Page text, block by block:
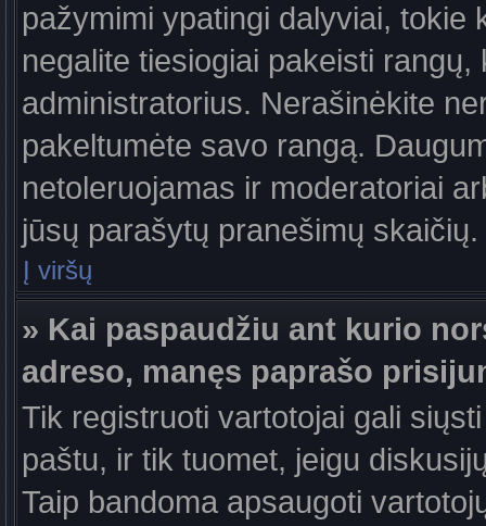
pažymimi ypatingi dalyviai, tokie
negalite tiesiogiai pakeisti
administratorius. Nerašinėkite
pakeltumėte savo rangą.
netoleruojamas ir moderatoriai
jūsų parašytų pranešimų skaičių.
Į viršų
» Kai paspaudžiu ant kurio
adreso, manęs paprašo
Tik registruoti vartotojai gali
paštu, ir tik tuomet, jeigu
Taip bandoma apsaugoti